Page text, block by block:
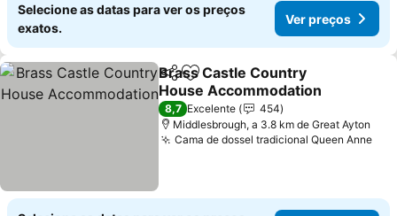
Selecione as datas para ver os preços
exatos.
Ver preços
PartilharAdicionar aos favoritos
Brass Castle Country
House Accommodation
8,7 Excelente
454
Middlesbrough, a 3.8 km de Great Ayton
Cama de dossel tradicional Queen Anne